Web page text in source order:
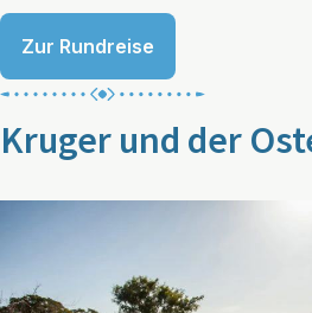
Zur Rundreise
Kruger und der